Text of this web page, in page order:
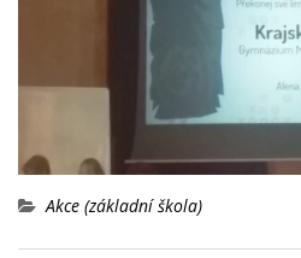
Akce (základní škola)